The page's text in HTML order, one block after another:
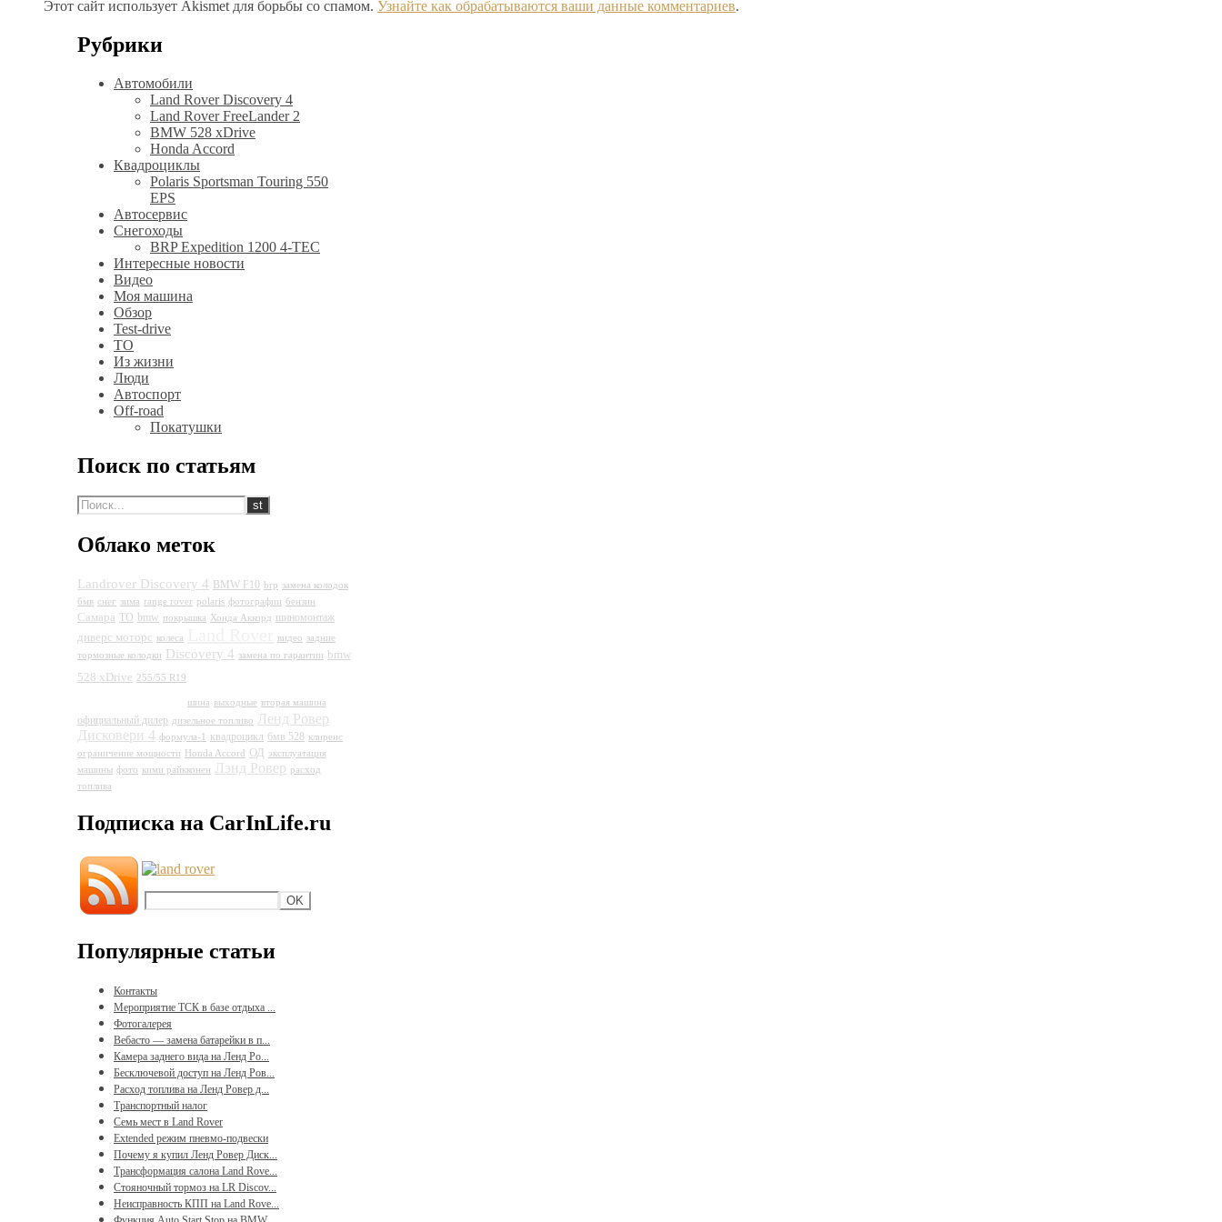
Этот сайт использует Akismet для борьбы со спамом. Узнайте как обрабатываются ваши данные комментариев.
Рубрики
Автомобили
Land Rover Discovery 4
Land Rover FreeLander 2
BMW 528 xDrive
Honda Accord
Квадроциклы
Polaris Sportsman Touring 550
EPS
Автосервис
Снегоходы
BRP Expedition 1200 4-TEC
Интересные новости
Видео
Моя машина
Обзор
Test-drive
ТО
Из жизни
Люди
Автоспорт
Off-road
Покатушки
Поиск по статьям
Облако меток
Landrover Discovery 4 BMW F10 brp замена колодок
бмв снег зима range rover polaris фотографии бензин
Самара ТО bmw покрышка Хонда Аккорд шиномонтаж
диверс моторс колеса видео задние
тормозные колодки Discovery 4 замена по гарантии bmw
528 xDrive 255/55 R19
шина выходные вторая машина
официальный дилер дизельное топливо
Ленд Ровер
Дисковери 4 формула-1 квадроцикл бмв 528 клиренс
ограничение мощности
Honda Accord ОД эксплуатация
машины фото кими райкконен Лэнд Ровер расход
топлива
Подписка на CarInLife.ru
Популярные статьи
Контакты
Мероприятие ТСК в базе отдыха ...
Фотогалерея
Вебасто — замена батарейки в п...
Камера заднего вида на Ленд Ро...
Бесключевой доступ на Ленд Ров...
Расход топлива на Ленд Ровер д...
Транспортный налог
Семь мест в Land Rover
Extended режим пневмо-подвески
Почему я купил Ленд Ровер Диск...
Трансформация салона Land Rove...
Стояночный тормоз на LR Discov...
Неисправность КПП на Land Rove...